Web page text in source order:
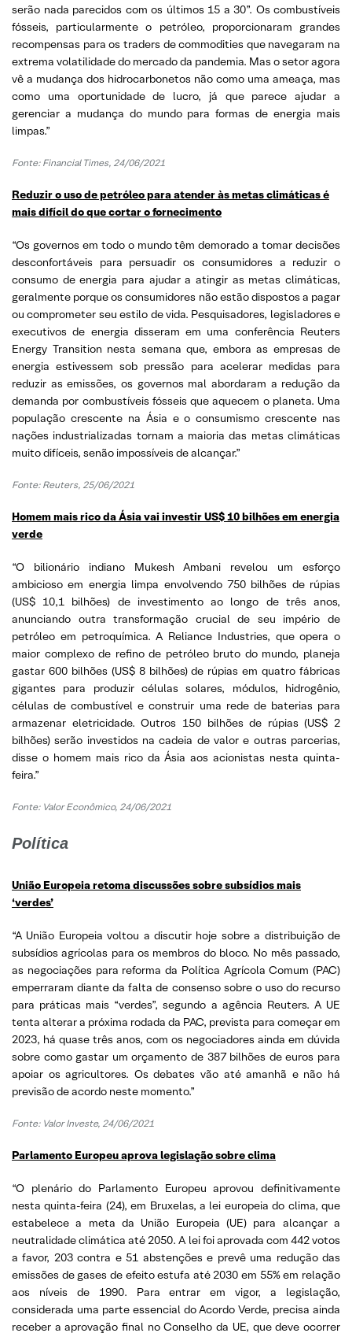
serão nada parecidos com os últimos 15 a 30”. Os combustíveis
fósseis, particularmente o petróleo, proporcionaram grandes
recompensas para os traders de commodities que navegaram na
extrema volatilidade do mercado da pandemia. Mas o setor agora
vê a mudança dos hidrocarbonetos não como uma ameaça, mas
como uma oportunidade de lucro, já que parece ajudar a
gerenciar a mudança do mundo para formas de energia mais
limpas.”
Fonte: Financial Times, 24/06/2021
Reduzir o uso de petróleo para atender às metas climáticas é
mais difícil do que cortar o fornecimento
“Os governos em todo o mundo têm demorado a tomar decisões
desconfortáveis para persuadir os consumidores a reduzir o
consumo de energia para ajudar a atingir as metas climáticas,
geralmente porque os consumidores não estão dispostos a pagar
ou comprometer seu estilo de vida. Pesquisadores, legisladores e
executivos de energia disseram em uma conferência Reuters
Energy Transition nesta semana que, embora as empresas de
energia estivessem sob pressão para acelerar medidas para
reduzir as emissões, os governos mal abordaram a redução da
demanda por combustíveis fósseis que aquecem o planeta. Uma
população crescente na Ásia e o consumismo crescente nas
nações industrializadas tornam a maioria das metas climáticas
muito difíceis, senão impossíveis de alcançar.”
Fonte: Reuters, 25/06/2021
Homem mais rico da Ásia vai investir US$ 10 bilhões em energia
verde
“O bilionário indiano Mukesh Ambani revelou um esforço
ambicioso em energia limpa envolvendo 750 bilhões de rúpias
(US$ 10,1 bilhões) de investimento ao longo de três anos,
anunciando outra transformação crucial de seu império de
petróleo em petroquímica. A Reliance Industries, que opera o
maior complexo de refino de petróleo bruto do mundo, planeja
gastar 600 bilhões (US$ 8 bilhões) de rúpias em quatro fábricas
gigantes para produzir células solares, módulos, hidrogênio,
células de combustível e construir uma rede de baterias para
armazenar eletricidade. Outros 150 bilhões de rúpias (US$ 2
bilhões) serão investidos na cadeia de valor e outras parcerias,
disse o homem mais rico da Ásia aos acionistas nesta quinta-
feira.”
Fonte: Valor Econômico, 24/06/2021
Política
União Europeia retoma discussões sobre subsídios mais
‘verdes’
“A União Europeia voltou a discutir hoje sobre a distribuição de
subsídios agrícolas para os membros do bloco. No mês passado,
as negociações para reforma da Política Agrícola Comum (PAC)
emperraram diante da falta de consenso sobre o uso do recurso
para práticas mais “verdes”, segundo a agência Reuters. A UE
tenta alterar a próxima rodada da PAC, prevista para começar em
2023, há quase três anos, com os negociadores ainda em dúvida
sobre como gastar um orçamento de 387 bilhões de euros para
apoiar os agricultores. Os debates vão até amanhã e não há
previsão de acordo neste momento.”
Fonte: Valor Investe, 24/06/2021
Parlamento Europeu aprova legislação sobre clima
“O plenário do Parlamento Europeu aprovou definitivamente
nesta quinta-feira (24), em Bruxelas, a lei europeia do clima, que
estabelece a meta da União Europeia (UE) para alcançar a
neutralidade climática até 2050. A lei foi aprovada com 442 votos
a favor, 203 contra e 51 abstenções e prevê uma redução das
emissões de gases de efeito estufa até 2030 em 55% em relação
aos níveis de 1990. Para entrar em vigor, a legislação,
considerada uma parte essencial do Acordo Verde, precisa ainda
receber a aprovação final no Conselho da UE, que deve ocorrer